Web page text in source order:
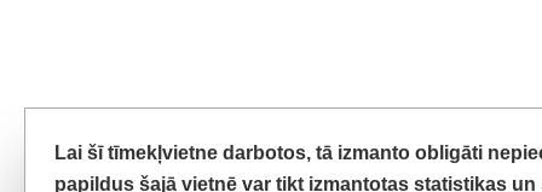
Lai šī tīmekļvietne darbotos, tā izmanto obligāti
papildus šajā vietnē var tikt izmantotas statistikas